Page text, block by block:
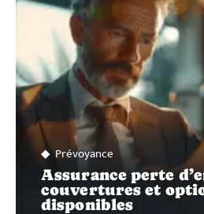
Prévoyance
Assurance perte
couvertures et
disponibles